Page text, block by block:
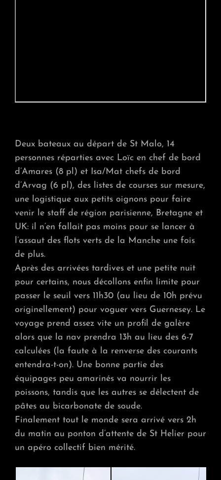
Deux bateaux au départ de St Malo, 14
personnes réparties avec Loïc en chef de bord
d’Amares (8 pl) et Isa/Mat chefs de bord
d’Arvag (6 pl), des listes de courses sur mesure,
une logistique aux petits oignons pour faire
venir le staff de région parisienne, Bretagne et
UK: il n’en fallait pas moins pour se lancer à
l’assaut des flots verts de la Manche une fois
de plus.
Après des arrivées tardives et une petite nuit
pour certains, nous décollons enfin limite pour
passer le seuil vers 11h30 (au lieu de 10h prévu
originellement) pour voguer vers Guernesey. Le
voyage prend assez vite un profil de galère
alors que la nav prendra 13h au lieu des 6-7
calculées (la faute à la renverse des courants
entendra-t-on). Une bonne partie des
équipages peu amarinés va nourrir les
poissons, tandis que les autres se délectent de
pâtes au bicarbonate de soude.
Finalement tout le monde sera arrivé vers 2h
du matin au ponton d’attente de St Helier pour
un apéro collectif bien mérité.